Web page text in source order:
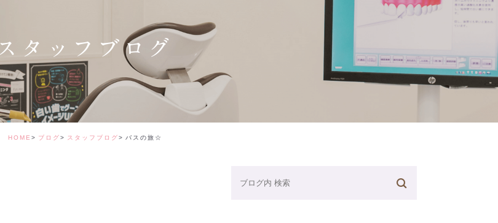
矯正治療
ホワイトニング
デンタルコーディネーター
スタッフインタビュー
スタッフブログ
HOME ブログ スタッフブログ バスの旅☆